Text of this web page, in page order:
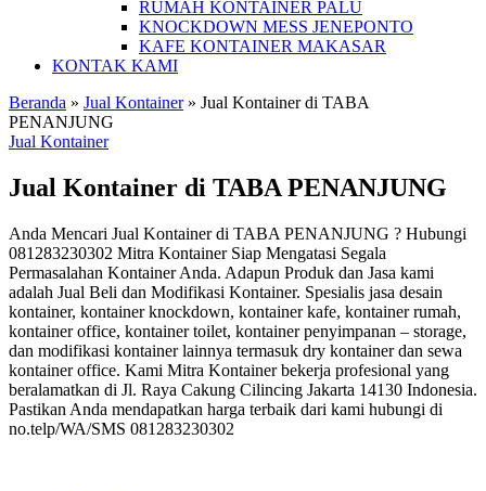
RUMAH KONTAINER PALU
KNOCKDOWN MESS JENEPONTO
KAFE KONTAINER MAKASAR
KONTAK KAMI
Beranda » Jual Kontainer » Jual Kontainer di TABA
PENANJUNG
Jual Kontainer
Jual Kontainer di TABA PENANJUNG
Anda Mencari Jual Kontainer di TABA PENANJUNG ? Hubungi
081283230302 Mitra Kontainer Siap Mengatasi Segala
Permasalahan Kontainer Anda. Adapun Produk dan Jasa kami
adalah Jual Beli dan Modifikasi Kontainer. Spesialis jasa desain
kontainer, kontainer knockdown, kontainer kafe, kontainer rumah,
kontainer office, kontainer toilet, kontainer penyimpanan – storage,
dan modifikasi kontainer lainnya termasuk dry kontainer dan sewa
kontainer office. Kami Mitra Kontainer bekerja profesional yang
beralamatkan di Jl. Raya Cakung Cilincing Jakarta 14130 Indonesia.
Pastikan Anda mendapatkan harga terbaik dari kami hubungi di
no.telp/WA/SMS 081283230302